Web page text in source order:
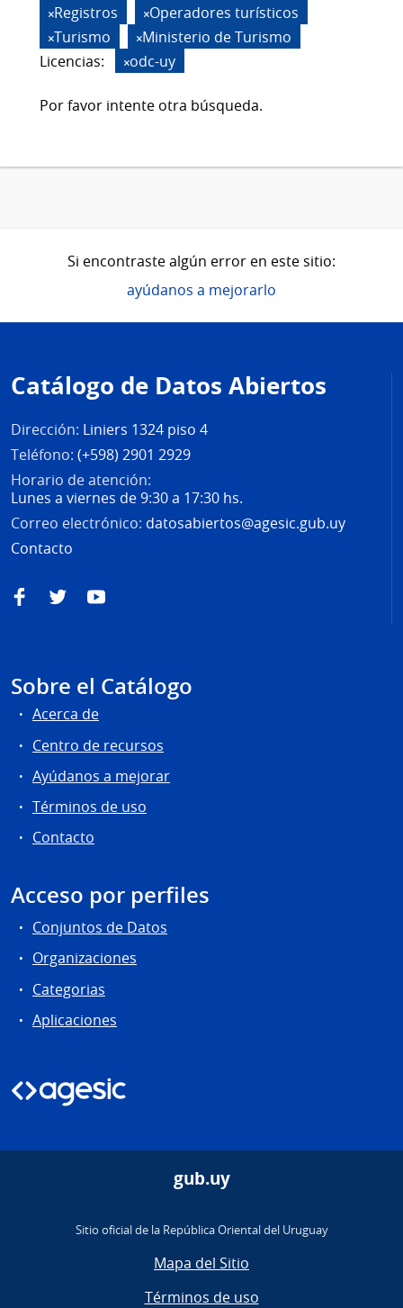
Registros
Operadores turísticos
Turismo
Ministerio de Turismo
Licencias:
odc-uy
Por favor intente otra búsqueda.
Si encontraste algún error en este sitio:
ayúdanos a mejorarlo
de
página
Catálogo de Datos Abiertos
Dirección: Liniers 1324 piso 4
Teléfono: (+598) 2901 2929
Horario de atención:
Lunes a viernes de 9:30 a 17:30 hs.
Correo electrónico: datosabiertos@agesic.gub.uy
Contacto
FacebookTwitterYouTube
Sobre el Catálogo
Acerca de
Centro de recursos
Ayúdanos a mejorar
Términos de uso
Contacto
Acceso por perfiles
Conjuntos de Datos
Organizaciones
Categorias
Aplicaciones
gub.uy
Sitio oficial de la República Oriental del Uruguay
Mapa del Sitio
Términos de uso